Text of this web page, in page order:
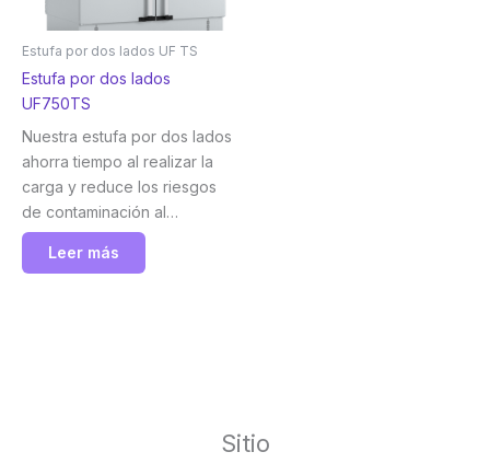
Estufa por dos lados UF TS
Estufa por dos lados
UF750TS
Nuestra estufa por dos lados
ahorra tiempo al realizar la
carga y reduce los riesgos
de contaminación al
transportar las muestras.
Memmert
Leer más
Sitio